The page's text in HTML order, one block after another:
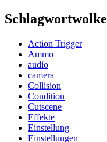
Schlagwortwolke
Action Trigger
Ammo
audio
camera
Collision
Condition
Cutscene
Effekte
Einstellung
Einstellungen